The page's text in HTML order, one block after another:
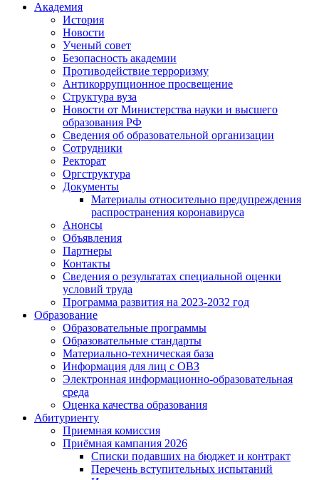
Академия
История
Новости
Ученый совет
Безопасность академии
Противодействие терроризму
Антикоррупционное просвещение
Структура вуза
Новости от Министерства науки и высшего
образования РФ
Сведения об образовательной организации
Сотрудники
Ректорат
Оргструктура
Документы
Материалы относительно предупреждения
распространения коронавируса
Анонсы
Объявления
Партнеры
Контакты
Сведения о результатах специальной оценки
условий труда
Программа развития на 2023-2032 год
Образование
Образовательные программы
Образовательные стандарты
Материально-техническая база
Информация для лиц с ОВЗ
Электронная информационно-образовательная
среда
Оценка качества образования
Абитуриенту
Приемная комиссия
Приёмная кампания 2026
Списки подавших на бюджет и контракт
Перечень вступительных испытаний